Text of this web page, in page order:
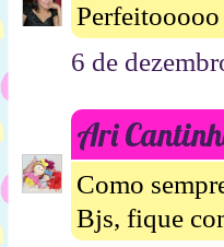
Perfeitooooo
6 de
Ari
Como
Bjs, fique